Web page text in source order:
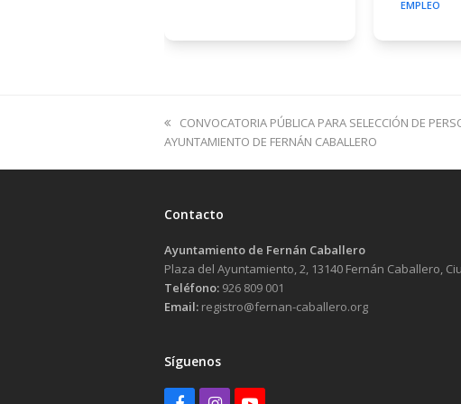
EMPLEO
previous
post:
CONVOCATORIA PÚBLICA PARA SELECCIÓN DE
AYUNTAMIENTO DE FERNÁN CABALLERO
Contacto
Ayuntamiento de Fernán Caballero
Plaza del Ayuntamiento, 2, 13140 Fernán Caballero,
Teléfono: 926 809 001
Email: registro@fernan-caballero.org
Síguenos